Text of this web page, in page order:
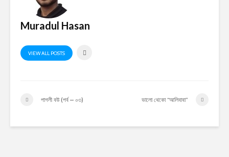
Muradul Hasan
VIEW ALL POSTS
পাগলী বউ (পর্ব – ০৩) ভালো থেকো “আলিবাবা”